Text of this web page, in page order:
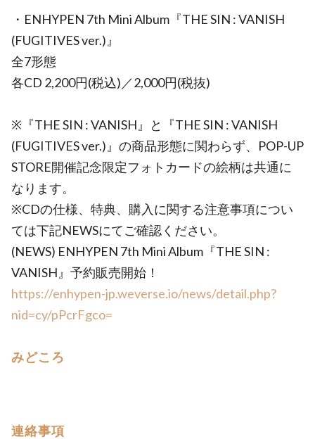
・ENHYPEN 7th Mini Album『THE SIN : VANISH
(FUGITIVES ver.)』
全7形態
各CD 2,200円(税込)／2,000円(税抜)
※『THE SIN : VANISH』と『THE SIN : VANISH
(FUGITIVES ver.)』の商品形態に関わらず、POP-UP
STORE開催記念限定フォトカードの絵柄は共通に
なります。
※CDの仕様、特典、購入に関する注意事項につい
ては下記NEWSにてご確認ください。
(NEWS) ENHYPEN 7th Mini Album『THE SIN :
VANISH』予約販売開始！
https://enhypen-jp.weverse.io/news/detail.php?
nid=cy/pPcrFgco=
みどころ
連絡事項